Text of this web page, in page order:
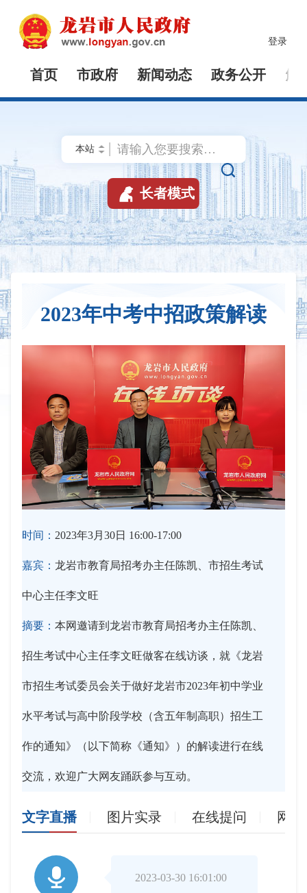
登录
首页 市政府 新闻动态 政务公开 解

 长者模式
2023年中考中招政策解读
时间： 2023年3月30日 16:00-17:00
嘉宾： 龙岩市教育局招考办主任陈凯、市招生考试
中心主任李文旺
摘要： 本网邀请到龙岩市教育局招考办主任陈凯、
招生考试中心主任李文旺做客在线访谈，就《龙岩
市招生考试委员会关于做好龙岩市2023年初中学业
水平考试与高中阶段学校（含五年制高职）招生工
作的通知》（以下简称《通知》）的解读进行在线
交流，欢迎广大网友踊跃参与互动。
文字直播 图片实录 在线提问 网

2023-03-30 16:01:00